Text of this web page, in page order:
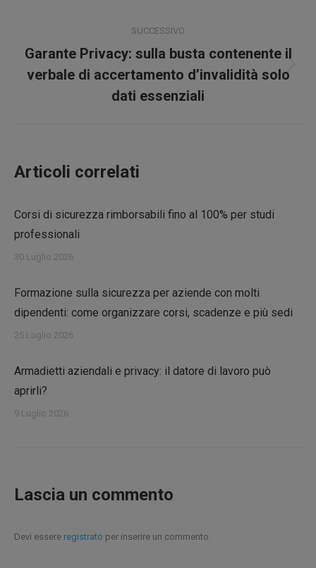
SUCCESSIVO
Prossimo
post:
Garante Privacy: sulla busta contenente il
verbale di accertamento d’invalidità solo
dati essenziali
Articoli correlati
Corsi di sicurezza rimborsabili fino al 100% per studi
professionali
30 Luglio 2026
Formazione sulla sicurezza per aziende con molti
dipendenti: come organizzare corsi, scadenze e più sedi
25 Luglio 2026
Armadietti aziendali e privacy: il datore di lavoro può
aprirli?
9 Luglio 2026
Lascia un commento
Devi essere registrato per inserire un commento.